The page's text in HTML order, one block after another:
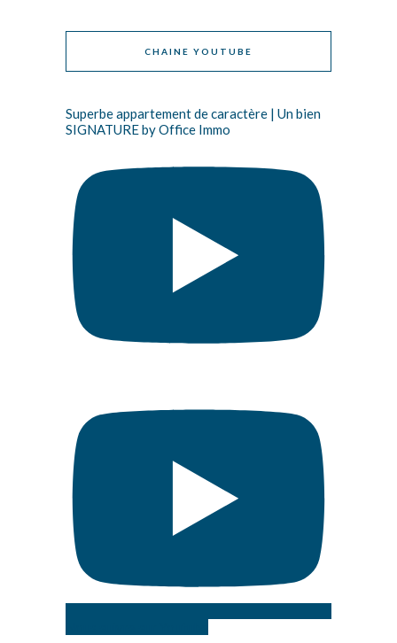
CHAINE YOUTUBE
Superbe appartement de caractère | Un bien
SIGNATURE by Office Immo